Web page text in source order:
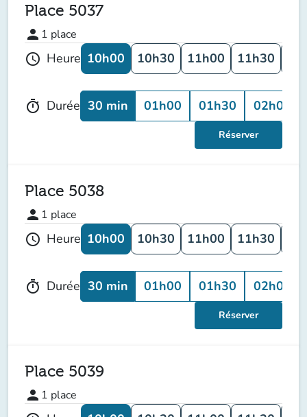
Place 5037
person 1 place
schedule Heure 10h00 10h30 11h00 11h30
timer Durée 30 min 01h00 01h30 02h00
Réserver
Place 5038
person 1 place
schedule Heure 10h00 10h30 11h00 11h30
timer Durée 30 min 01h00 01h30 02h00
Réserver
Place 5039
person 1 place